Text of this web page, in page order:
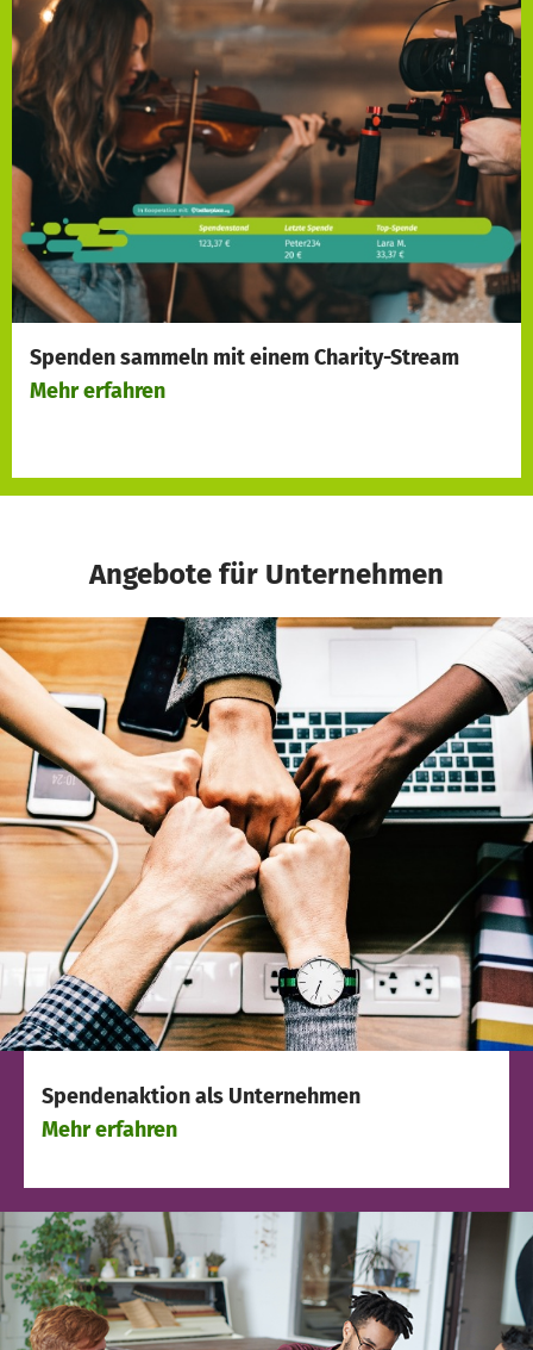
Spenden sammeln mit einemCharity-Stream
Mehr erfahren
Angebote für Unternehmen
Spendenaktion als Unternehmen
Mehr erfahren